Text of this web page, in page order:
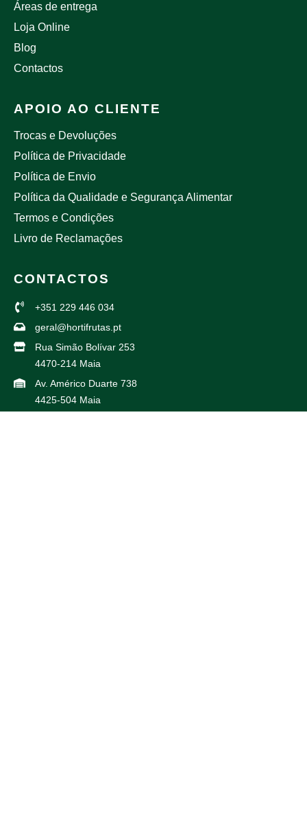
Áreas de entrega
Loja Online
Blog
Contactos
APOIO AO CLIENTE
Trocas e Devoluções
Política de Privacidade
Política de Envio
Política da Qualidade e Segurança Alimentar
Termos e Condições
Livro de Reclamações
CONTACTOS
+351 229 446 034
geral@hortifrutas.pt
Rua Simão Bolívar 253
4470-214 Maia
Av. Américo Duarte 738
4425-504 Maia